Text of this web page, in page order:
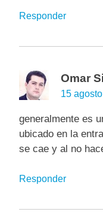
Responder
Omar
15
generalmente es
ubicado en la
se cae y al no
Responder